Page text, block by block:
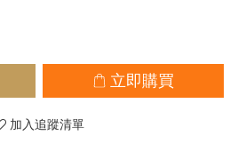
立即購買
加入追蹤清單